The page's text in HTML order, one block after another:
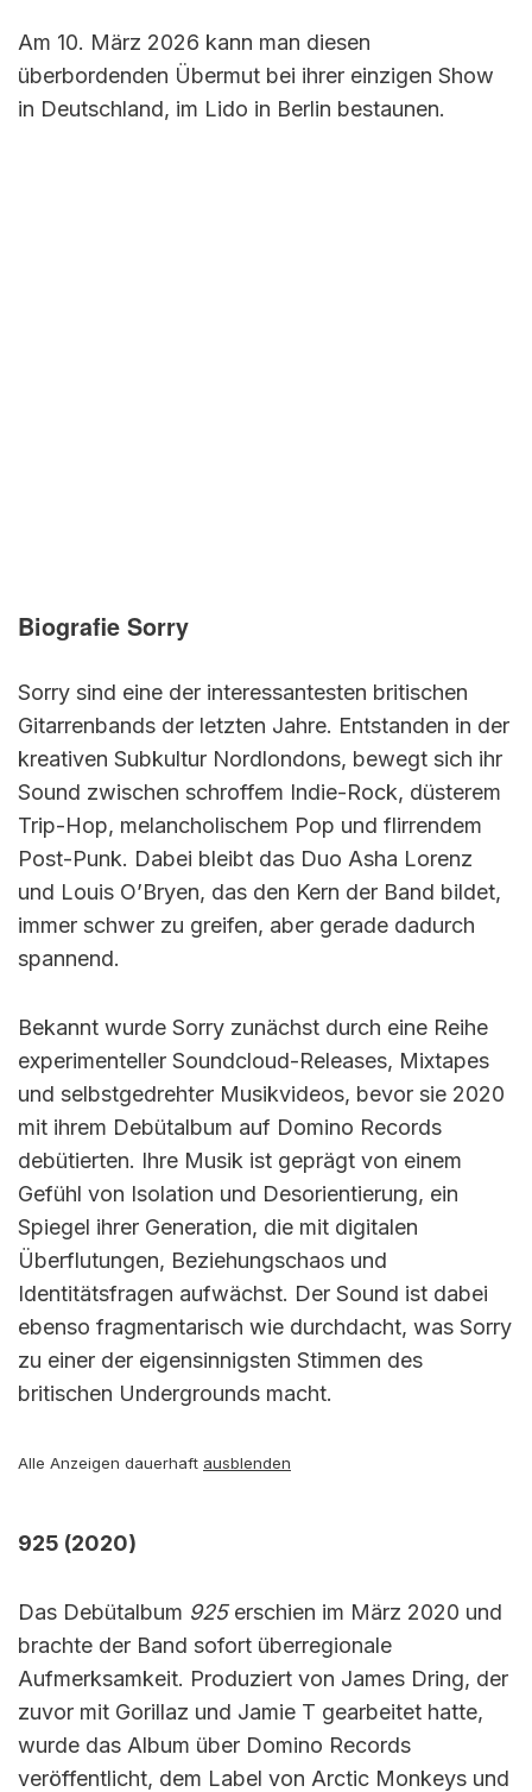
Am 10. März 2026 kann man diesen
überbordenden Übermut bei ihrer einzigen Show
in Deutschland, im Lido in Berlin bestaunen.
Biografie Sorry
Sorry sind eine der interessantesten britischen
Gitarrenbands der letzten Jahre. Entstanden in der
kreativen Subkultur Nordlondons, bewegt sich ihr
Sound zwischen schroffem Indie-Rock, düsterem
Trip-Hop, melancholischem Pop und flirrendem
Post-Punk. Dabei bleibt das Duo Asha Lorenz
und Louis O’Bryen, das den Kern der Band bildet,
immer schwer zu greifen, aber gerade dadurch
spannend.
Bekannt wurde Sorry zunächst durch eine Reihe
experimenteller Soundcloud-Releases, Mixtapes
und selbstgedrehter Musikvideos, bevor sie 2020
mit ihrem Debütalbum auf Domino Records
debütierten. Ihre Musik ist geprägt von einem
Gefühl von Isolation und Desorientierung, ein
Spiegel ihrer Generation, die mit digitalen
Überflutungen, Beziehungschaos und
Identitätsfragen aufwächst. Der Sound ist dabei
ebenso fragmentarisch wie durchdacht, was Sorry
zu einer der eigensinnigsten Stimmen des
britischen Undergrounds macht.
Alle Anzeigen dauerhaft ausblenden
925 (2020)
Das Debütalbum 925erschien im März 2020 und
brachte der Band sofort überregionale
Aufmerksamkeit. Produziert von James Dring, der
zuvor mit Gorillaz und Jamie T gearbeitet hatte,
wurde das Album über Domino Records
veröffentlicht, dem Label von Arctic Monkeys und